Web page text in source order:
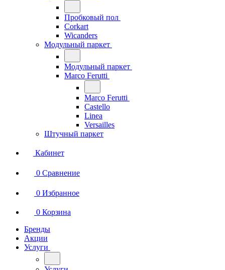
Пробковый пол
Corkart
Wicanders
Модульный паркет
Модульный паркет
Marco Ferutti
Marco Ferutti
Castello
Linea
Versailles
Штучный паркет
Кабинет
0 Сравнение
0 Избранное
0 Корзина
Бренды
Акции
Услуги